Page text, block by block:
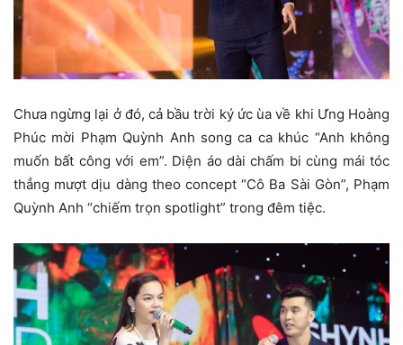
Chưa ngừng lại ở đó, cả bầu trời ký ức ùa về khi Ưng Hoàng
Phúc mời Phạm Quỳnh Anh song ca ca khúc “Anh không
muốn bất công với em”. Diện áo dài chấm bi cùng mái tóc
thẳng mượt dịu dàng theo concept “Cô Ba Sài Gòn”, Phạm
Quỳnh Anh “chiếm trọn spotlight” trong đêm tiệc.